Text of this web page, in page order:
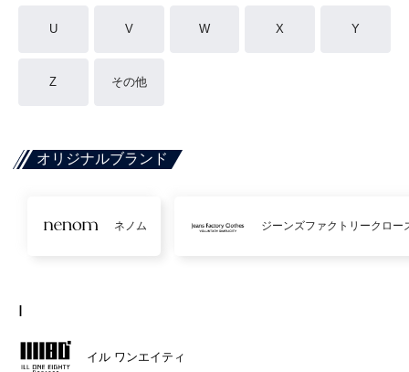
U V W X Y
Z その他
オリジナルブランド
ネノム ジーンズファクトリークロー
I
イル ワンエイティ